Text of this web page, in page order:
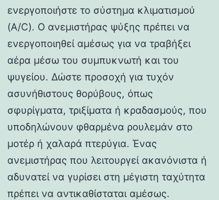
ενεργοποιήστε το σύστημα κλιματισμού
(A/C). Ο ανεμιστήρας ψύξης πρέπει να
ενεργοποιηθεί αμέσως για να τραβήξει
αέρα μέσω του συμπυκνωτή και του
ψυγείου. Δώστε προσοχή για τυχόν
ασυνήθιστους θορύβους, όπως
σφυρίγματα, τριξίματα ή κραδασμούς, που
υποδηλώνουν φθαρμένα ρουλεμάν στο
μοτέρ ή χαλαρά πτερύγια. Ένας
ανεμιστήρας που λειτουργεί ακανόνιστα ή
αδυνατεί να γυρίσει στη μέγιστη ταχύτητα
πρέπει να αντικαθίσταται αμέσως.